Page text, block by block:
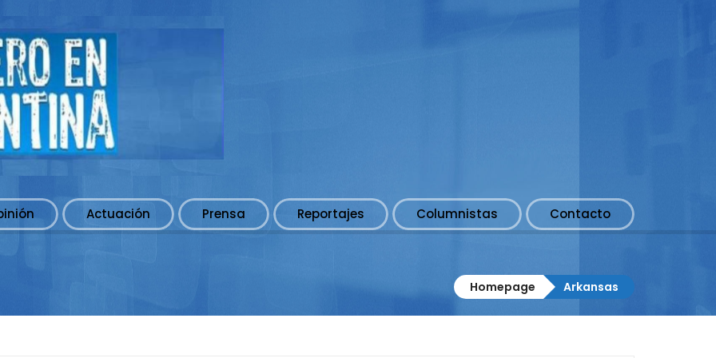
Actuación Prensa Reportajes Columnistas Contacto
Homepage Arkansas